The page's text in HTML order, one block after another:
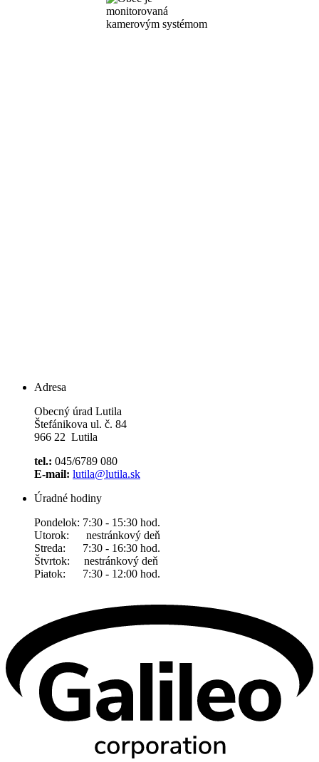
Adresa
Obecný úrad Lutila
Štefánikova ul. č. 84
966 22 Lutila
tel.: 045/6789 080
E-mail: lutila@lutila.sk
Úradné hodiny
Pondelok: 7:30 - 15:30 hod.
Utorok: nestránkový deň
Streda: 7:30 - 16:30 hod.
Štvrtok: nestránkový deň
Piatok: 7:30 - 12:00 hod.